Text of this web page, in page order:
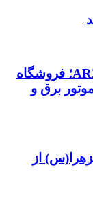
افتتاح رسمی ARZANTARIN.SHOP؛ فروشگاه
برق و
دانشگاه الزهرا(س) از